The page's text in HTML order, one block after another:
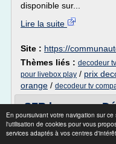
En poursuivant votre navigation sur
l'utilisation de cookies pour vous
services adaptés à vos centres
disponible sur...
Lire la suite
Site : https://
Thèmes liés : decodeur
pour livebox play / prix
orange / decodeur tv
SFR lance son
ADSL : une box
Sfr